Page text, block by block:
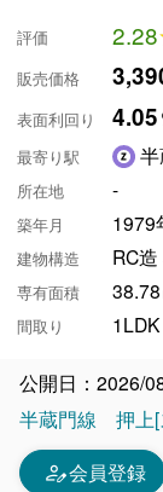
評価 2.28
販売価格
表面利回り 4.05
最寄り駅
所在地 -
築年月 1979
建物構造 RC
専有面積
間取り 1LDK
公開日：2026/
半蔵門線
押上
person_edit会員登録